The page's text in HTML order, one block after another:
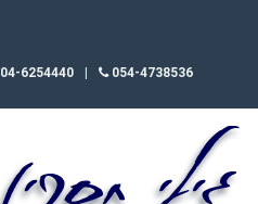
054-4738536
04-6254440